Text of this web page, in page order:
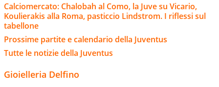
Calciomercato: Chalobah al Como, la Juve su Vicario,
Koulierakis alla Roma, pasticcio Lindstrom. I riflessi sul
tabellone
Prossime partite e calendario della Juventus
Tutte le notizie della Juventus
Gioielleria Delfino